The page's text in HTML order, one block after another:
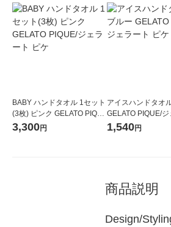
BABY ハンドタオル 1セット
(3枚) ピンク GELATO PIQU
E/ジェラート ピケ
3,300円
アイスハンドタオ
GELATO PIQUE/ジ
ピケ
1,540円
商品説明
Design/